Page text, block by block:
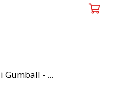
Gumball - ...